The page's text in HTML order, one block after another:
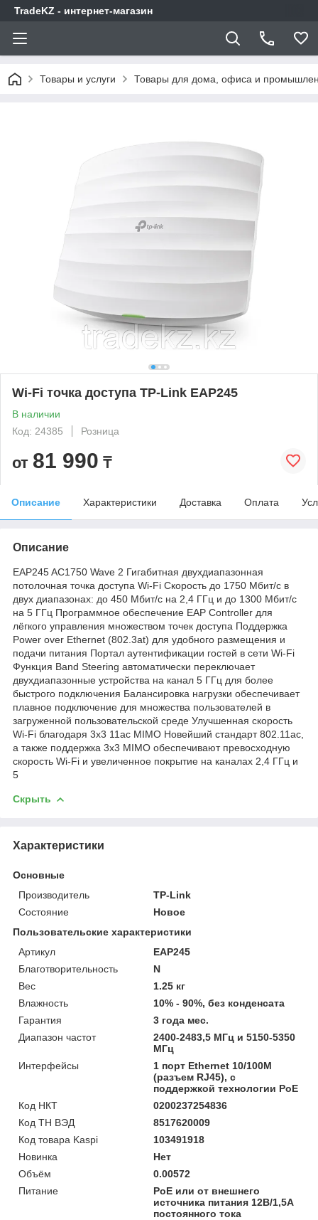
TradeKZ - интернет-магазин
Товары и услуги Товары для дома, офиса и
Wi-Fi точка доступа TP-Link EAP245
В наличии
Код: 24385
Розница
от 81 990 ₸
Описание Характеристики Доставка Оплата
Описание
EAP245 AC1750 Wave 2 Гигабитная двухдиапазонная
потолочная точка доступа Wi-Fi Скорость до 1750 Мбит/с в
двух диапазонах: до 450 Мбит/с на 2,4 ГГц и до 1300 Мбит/с
на 5 ГГц Программное обеспечение EAP Controller для
лёгкого управления множеством точек доступа Поддержка
Power over Ethernet (802.3at) для удобного размещения и
подачи питания Портал аутентификации гостей в сети Wi-Fi
Функция Band Steering автоматически переключает
двухдиапазонные устройства на канал 5 ГГц для более
быстрого подключения Балансировка нагрузки обеспечивает
плавное подключение для множества пользователей в
загруженной пользовательской среде Улучшенная скорость
Wi-Fi благодаря 3x3 11ac MIMO Новейший стандарт 802.11ac,
а также поддержка 3x3 MIMO обеспечивают превосходную
скорость Wi-Fi и увеличенное покрытие на каналах 2,4 ГГц и
5
Скрыть
Характеристики
Основные
Производитель
TP-Link
Состояние
Новое
Пользовательские характеристики
Артикул
EAP245
Благотворительность
N
Вес
1.25 кг
Влажность
10% - 90%, без конденсата
Гарантия
3 года мес.
Диапазон частот
2400-2483,5 МГц и 5150-5350
МГц
Интерфейсы
1 порт Ethernet 10/100М
(разъем RJ45), с
поддержкой технологии PoE
Код НКТ
0200237254836
Код ТН ВЭД
8517620009
Код товара Kaspi
103491918
Новинка
Нет
Объём
0.00572
Питание
PoE или от внешнего
источника питания 12В/1,5A
постоянного тока